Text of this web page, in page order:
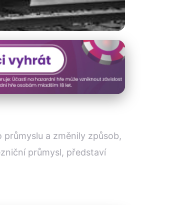
a Svět
a změnily způsob,
průmysl, představí